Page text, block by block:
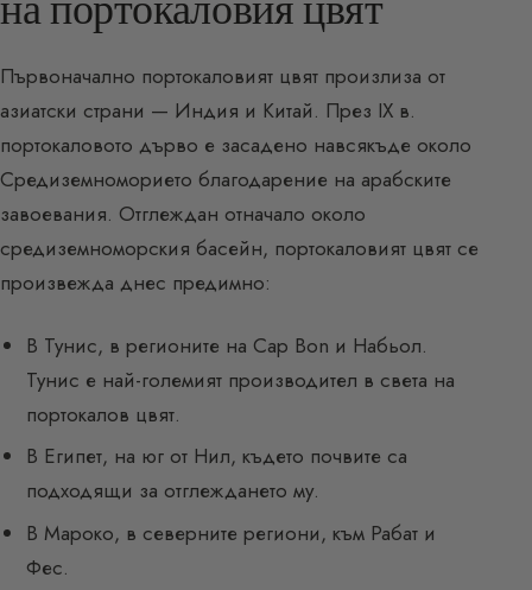
Първоначално портокаловият цвят произлиза от
азиатски страни — Индия и Китай. През IX в.
портокаловото дърво е засадено навсякъде около
Средиземноморието благодарение на арабските
завоевания. Отглеждан отначало около
средиземноморския басейн, портокаловият цвят се
произвежда днес предимно:
В Тунис, в регионите на Cap Bon и Набьол.
Тунис е най-големият производител в света на
портокалов цвят.
В Египет, на юг от Нил, където почвите са
подходящи за отглеждането му.
В Мароко, в северните региони, към Рабат и
Фес.